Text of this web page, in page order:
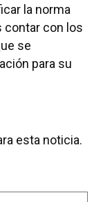
la norma
contar con los
se
para su
esta noticia.